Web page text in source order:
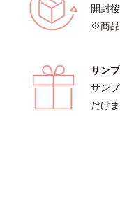
開封
※商品
サン
サン
だけ